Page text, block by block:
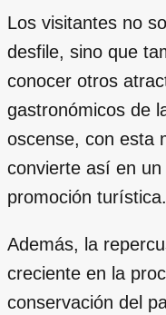
Los visitantes no
desfile, sino que
conocer otros
gastronómicos de
oscense, con esta
convierte así en
promoción turística.
Además, la
creciente en la
conservación del